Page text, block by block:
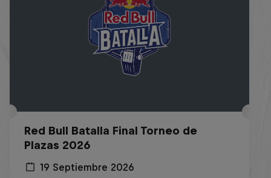
Red Bull Batalla Final Torneo de
Plazas 2026
19 Septiembre 2026